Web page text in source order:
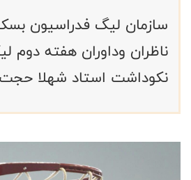
سازمان لیگ فدراسیون
ناظران وداوران هفته دوم
نکوداشت استاد شهلا حجت